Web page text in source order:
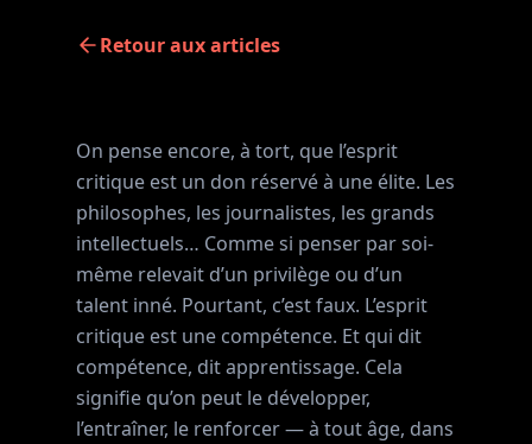
Retour aux articles
On pense encore, à tort, que l’esprit
critique est un don réservé à une élite. Les
philosophes, les journalistes, les grands
intellectuels… Comme si penser par soi-
même relevait d’un privilège ou d’un
talent inné. Pourtant, c’est faux. L’esprit
critique est une compétence. Et qui dit
compétence, dit apprentissage. Cela
signifie qu’on peut le développer,
l’entraîner, le renforcer — à tout âge, dans